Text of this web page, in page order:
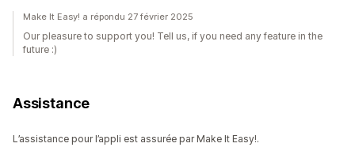
Make It Easy! a répondu 27 février 2025
Our pleasure to support you! Tell us, if you need any feature in the
future :)
Assistance
L’assistance pour l’appli est assurée par Make It Easy!.